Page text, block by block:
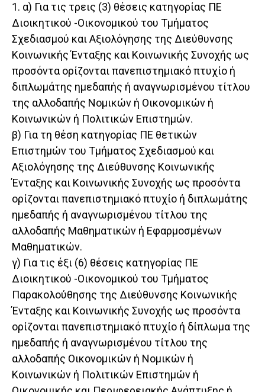
1. α) Για τις τρεις (3) θέσεις κατηγορίας ΠΕ
Διοικητικού -Οικονομικού του Τμήματος
Σχεδιασμού και Αξιολόγησης της Διεύθυνσης
Κοινωνικής Ένταξης και Κοινωνικής Συνοχής ως
προσόντα ορίζονται πανεπιστημιακό πτυχίο ή
διπλωμάτης ημεδαπής ή αναγνωρισμένου τίτλου
της αλλοδαπής Νομικών ή Οικονομικών ή
Κοινωνικών ή Πολιτικών Επιστημών.
β) Για τη θέση κατηγορίας ΠΕ θετικών
Επιστημών του Τμήματος Σχεδιασμού και
Αξιολόγησης της Διεύθυνσης Κοινωνικής
Ένταξης και Κοινωνικής Συνοχής ως προσόντα
ορίζονται πανεπιστημιακό πτυχίο ή διπλωμάτης
ημεδαπής ή αναγνωρισμένου τίτλου της
αλλοδαπής Μαθηματικών ή Εφαρμοσμένων
Μαθηματικών.
γ) Για τις έξι (6) θέσεις κατηγορίας ΠΕ
Διοικητικού -Οικονομικού του Τμήματος
Παρακολούθησης της Διεύθυνσης Κοινωνικής
Ένταξης και Κοινωνικής Συνοχής ως προσόντα
ορίζονται πανεπιστημιακό πτυχίο ή δίπλωμα της
ημεδαπής ή αναγνωρισμένου τίτλου της
αλλοδαπής Οικονομικών ή Νομικών ή
Κοινωνικών ή Πολιτικών Επιστημών ή